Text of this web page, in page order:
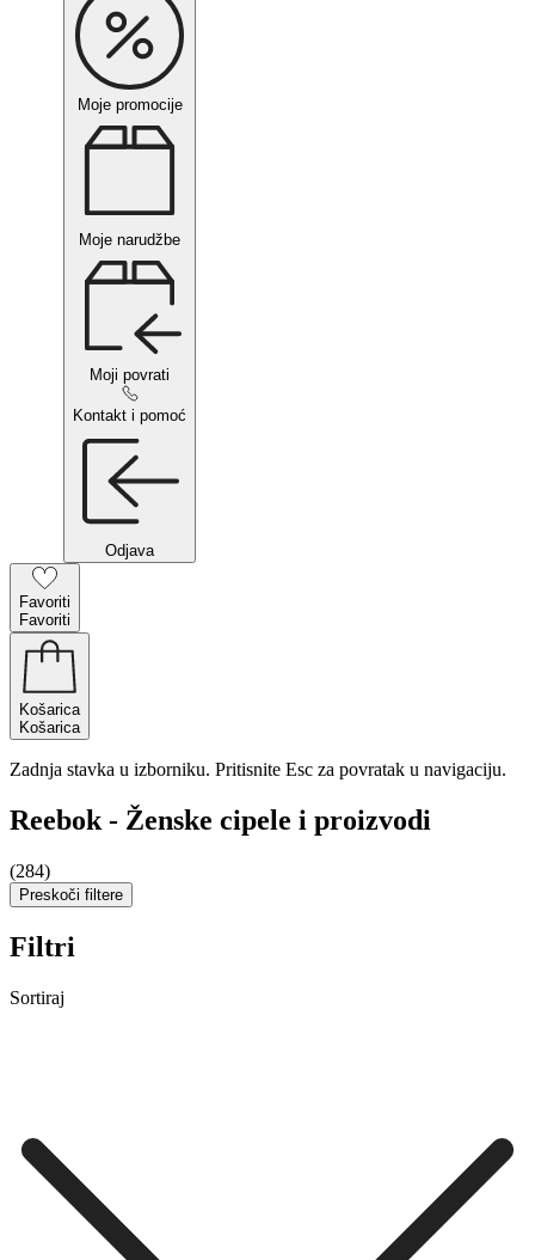
Moje promocije
Moje narudžbe
Moji povrati
Kontakt i pomoć
Odjava
Favoriti
Favoriti
Košarica
Košarica
Zadnja stavka u izborniku. Pritisnite Esc za povratak u navigaciju.
Reebok - Ženske cipele i proizvodi
(284)
Preskoči filtere
Filtri
Sortiraj